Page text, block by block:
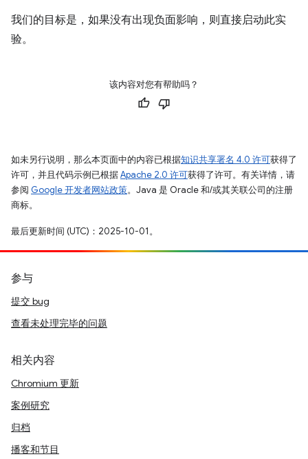
我们的目标是，如果没有出现负面影响，则直接启动此实
验。
该内容对您有帮助吗？
如未另行说明，那么本页面中的内容已根据知识共享署名 4.0 许可获得了
许可，并且代码示例已根据Apache 2.0 许可获得了许可。有关详情，请
参阅 Google 开发者网站政策。Java 是 Oracle 和/或其关联公司的注册
商标。
最后更新时间 (UTC)：2025-10-01。
参与
提交 bug
查看未处理完毕的问题
相关内容
Chromium 更新
案例研究
归档
播客和节目